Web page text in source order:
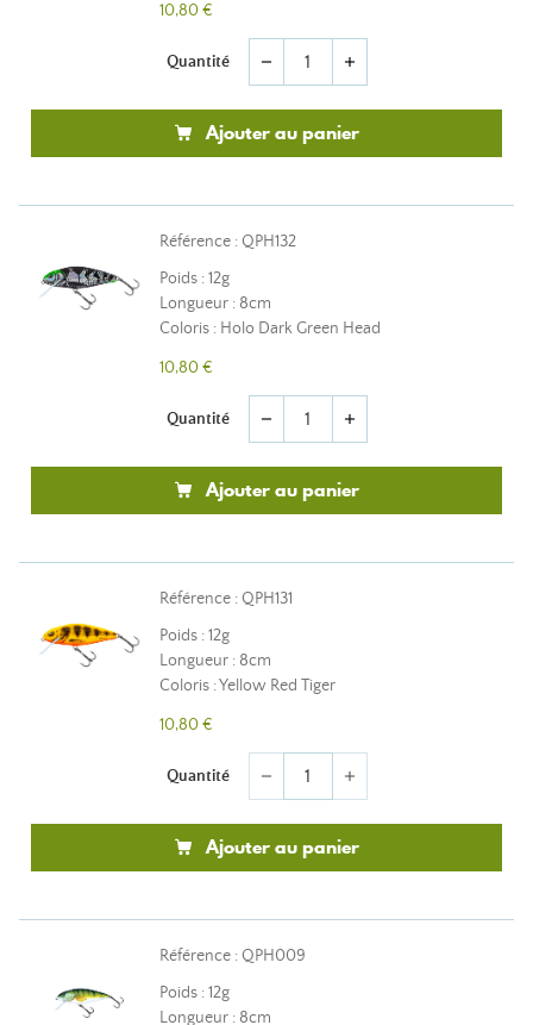
10,80 €
Quantité remove add
Ajouter au panier
Référence : QPH132
Poids : 12g
Longueur : 8cm
Coloris : Holo Dark Green Head
10,80 €
Quantité remove add
Ajouter au panier
Référence : QPH131
Poids : 12g
Longueur : 8cm
Coloris : Yellow Red Tiger
10,80 €
Quantité remove add
Ajouter au panier
Référence : QPH009
Poids : 12g
Longueur : 8cm